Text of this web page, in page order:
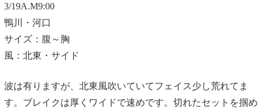
3/19A.M9:00
鴨川・河口
サイズ：腹～胸
風：北東・サイド
波は有りますが、北東風吹いていてフェイス少し荒れてま
す。ブレイクは厚くワイドで速めです。切れたセットを掴め